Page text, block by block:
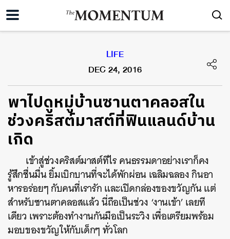
LIFE
DEC 24, 2016
พาไปดูหมู่บ้านซานตาคลอสใน
ช่วงคริสต์มาสต์ที่ฟินแลนด์บ้าน
เกิด
เข้าสู่ช่วงคริสต์มาสต์ทีไร คนธรรมดาอย่างเราก็คง
รู้สึกชื่นมื่น ยิ้มเบิกบานที่จะได้พักผ่อน เฉลิมฉลอง กินอา
หารอร่อยๆ กับคนที่เรารัก และเปิดกล่องของขวัญกัน แต่
สำหรับซานตาคลอสแล้ว นี่ถือเป็นช่วง ‘งานเข้า’ เลยที
เดียว เพราะต้องทำงานกันมือเป็นระวิง เพื่อเตรียมพร้อม
มอบของขวัญให้กับเด็กๆ ทั่วโลก